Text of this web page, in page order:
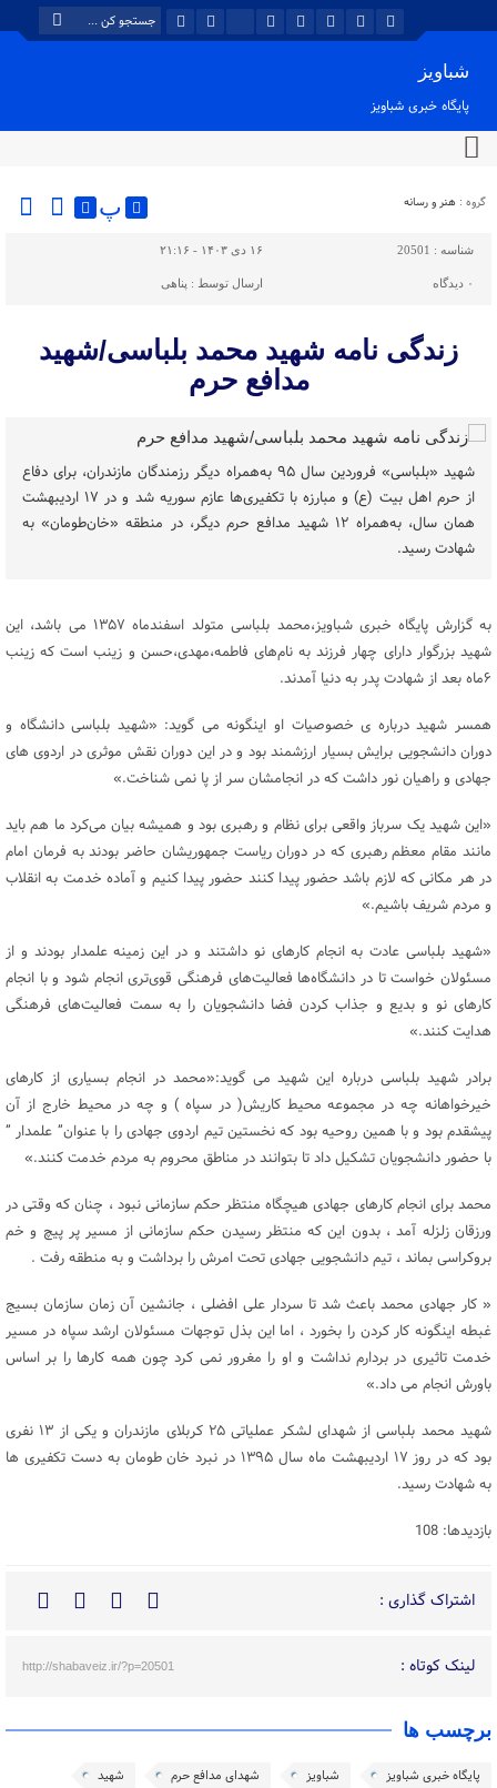
شباویز
پایگاه خبری شباویز
گروه : هنر و رسانه پ
شناسه : 20501 ۱۶ دی ۱۴۰۳ - ۲۱:۱۶
۰ دیدگاه ارسال توسط : پناهی
زندگی نامه شهید محمد بلباسی/شهید
مدافع حرم
شهید «بلباسی» فروردین سال ۹۵ به‌همراه دیگر رزمندگان مازندران، برای دفاع
از حرم اهل بیت (ع) و مبارزه با تکفیری‌ها عازم سوریه شد و در ۱۷ اردیبهشت
همان سال، به‌همراه ۱۲ شهید مدافع حرم دیگر، در منطقه «خان‌طومان» به
شهادت رسید.
به گزارش پایگاه خبری شباویز،محمد بلباسی متولد اسفندماه ۱۳۵۷ می باشد، این
شهید بزرگوار دارای چهار فرزند به نام‌های فاطمه،مهدی،حسن و زینب است که زینب
۶ماه بعد از شهادت پدر به دنیا آمدند.
همسر شهید درباره ی خصوصیات او اینگونه می گوید: «شهید بلباسی دانشگاه و
دوران دانشجویی برایش بسیار ارزشمند بود و در این دوران نقش موثری در اردوی های
جهادی و راهیان نور داشت که در انجامشان سر از پا نمی شناخت.»
«این شهید یک سرباز واقعی برای نظام و رهبری بود و همیشه بیان می‌کرد ما هم باید
مانند مقام معظم رهبری که در دوران ریاست جمهوریشان حاضر بودند به فرمان امام
در هر مکانی که لازم باشد حضور پیدا کنند حضور پیدا کنیم و آماده خدمت به انقلاب
و مردم شریف باشیم.»
«شهید بلباسی عادت به انجام کارهای نو داشتند و در این زمینه علمدار بودند و از
مسئولان خواست تا در دانشگاه‌ها فعالیت‌های فرهنگی قوی‌تری انجام شود و با انجام
کارهای نو و بدیع و جذاب کردن فضا دانشجویان را به سمت فعالیت‌های فرهنگی
هدایت کنند.»
برادر شهید بلباسی درباره این شهید می گوید:«محمد در انجام بسیاری از کارهای
خیرخواهانه چه در مجموعه محیط کاریش( در سپاه ) و چه در محیط خارج از آن
پیشقدم بود و با همین روحیه بود که نخستین تیم اردوی جهادی را با عنوان” علمدار ”
با حضور دانشجویان تشکیل داد تا بتوانند در مناطق محروم به مردم خدمت کنند.»
محمد برای انجام کارهای جهادی هیچگاه منتظر حکم سازمانی نبود ، چنان که وقتی در
ورزقان زلزله آمد ، بدون این که منتظر رسیدن حکم سازمانی از مسیر پر پیچ و خم
بروکراسی بماند ، تیم دانشجویی جهادی تحت امرش را برداشت و به منطقه رفت .
« کار جهادی محمد باعث شد تا سردار علی افضلی ، جانشین آن زمان سازمان بسیج
غبطه اینگونه کار کردن را بخورد ، اما این بذل توجهات مسئولان ارشد سپاه در مسیر
خدمت تاثیری در بردارم نداشت و او را مغرور نمی کرد چون همه کارها را بر اساس
باورش انجام می داد.»
شهید محمد بلباسی از شهدای لشکر عملیاتی ۲۵ کربلای مازندران و یکی از ۱۳ نفری
بود که در روز ۱۷ اردیبهشت ماه سال ۱۳۹۵ در نبرد خان طومان به دست تکفیری ها
به شهادت رسید.
بازدیدها: 108
اشتراک گذاری :
لینک کوتاه : http://shabaveiz.ir/?p=20501
برچسب ها
پایگاه خبری شباویز شباویز شهدای مدافع حرم
شهید